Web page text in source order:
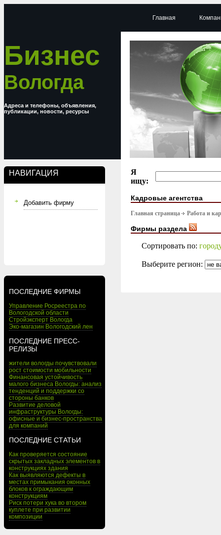
Бизнес
Вологда
Адреса и телефоны, объявления,
публикации, новости, ресурсы
НАВИГАЦИЯ
Добавить фирму
ПОСЛЕДНИЕ ФИРМЫ
Управление Росреестра по
Вологодской области
Стройэксперт Вологда
Эко-магазин Вологодский лен
ПОСЛЕДНИЕ ПРЕСС-
РЕЛИЗЫ
жители вологды почувствовали
рост стоимости мобильности
Финансовая устойчивость
малого бизнеса Вологды: анализ
тенденций и поддержки со
стороны банков
Развитие деловой
инфраструктуры Вологды:
офисные и бизнес-пространства
для компаний
ПОСЛЕДНИЕ СТАТЬИ
Как проверяется состояние
скрытых закладных элементов в
конструкциях здания
Как выявляются дефекты в
местах примыкания оконных
блоков к ограждающим
конструкциям
Риск потери хука во втором
куплете при развитии
композиции
Главная
Я
ищу:
Кадровые агентства
Главная страница Работа и
Фирмы раздела
Сортировать по:
Выберите регион: